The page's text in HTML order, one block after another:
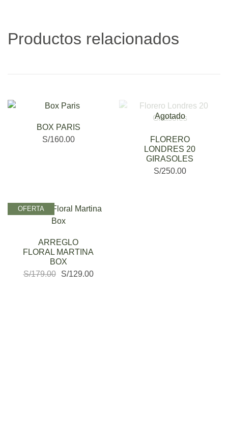
Productos relacionados
BOX PARIS
S/160.00
Agotado
FLORERO
LONDRES 20
GIRASOLES
S/250.00
OFERTA
ARREGLO
FLORAL MARTINA
BOX
S/179.00 S/129.00